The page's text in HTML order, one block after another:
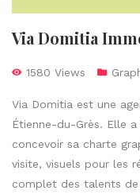
Via Domitia
1580 Views
Via Domitia est une
Étienne-du-Grès. Elle
concevoir sa charte
visite, visuels pour les
complet des talents